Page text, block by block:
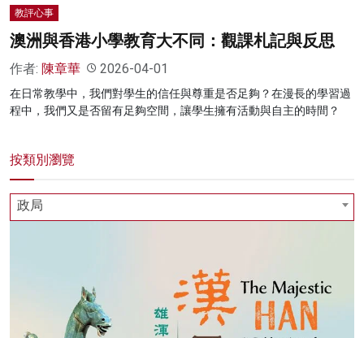
教評心事
澳洲與香港小學教育大不同：觀課札記與反思
作者: 陳章華 2026-04-01
在日常教學中，我們對學生的信任與尊重是否足夠？在漫長的學習過
程中，我們又是否留有足夠空間，讓學生擁有活動與自主的時間？
按類別瀏覽
政局